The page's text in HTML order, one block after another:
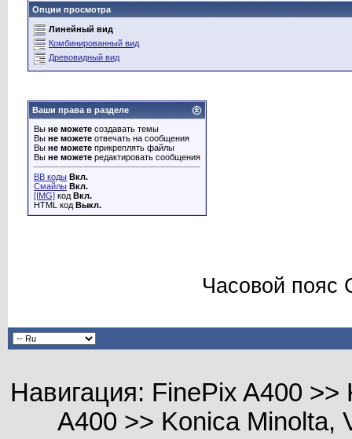
Опции просмотра
Линейный вид
Комбинированный вид
Древовидный вид
Ваши права в разделе
Вы не можете создавать темы
Вы не можете отвечать на сообщения
Вы не можете прикреплять файлы
Вы не можете редактировать сообщения
BB коды Вкл.
Смайлы Вкл.
[IMG] код Вкл.
HTML код Выкл.
Часовой пояс
Навигация: FinePix A400
A400 >> Konica